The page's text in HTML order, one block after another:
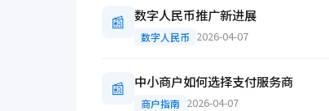
📰 数字人民币推广新进展
数字人民币 2026-04-07
📰 中小商户如何选择支付服务商
商户指南 2026-04-07